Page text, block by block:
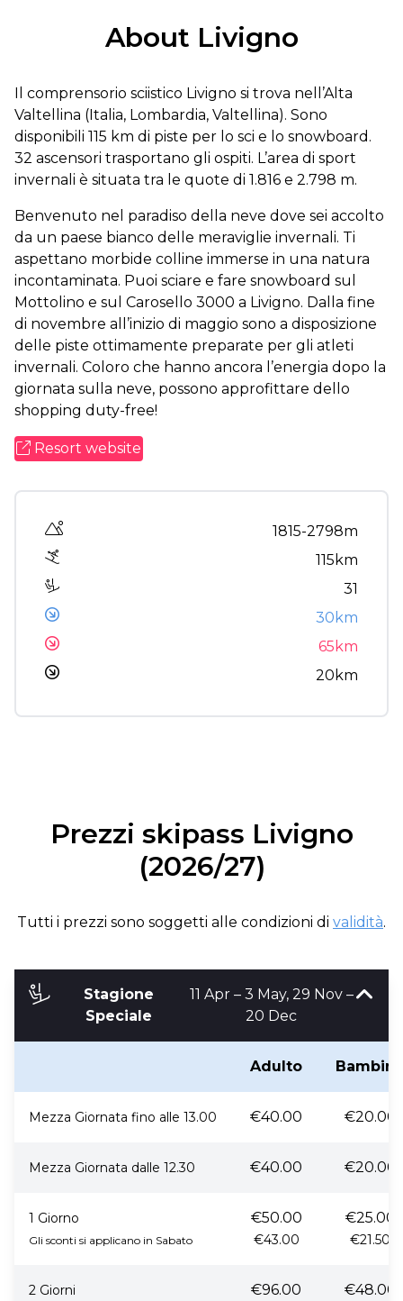
About Livigno
Il comprensorio sciistico Livigno si trova nell’Alta
Valtellina (Italia, Lombardia, Valtellina). Sono
disponibili 115 km di piste per lo sci e lo snowboard.
32 ascensori trasportano gli ospiti. L’area di sport
invernali è situata tra le quote di 1.816 e 2.798 m.
Benvenuto nel paradiso della neve dove sei accolto
da un paese bianco delle meraviglie invernali. Ti
aspettano morbide colline immerse in una natura
incontaminata. Puoi sciare e fare snowboard sul
Mottolino e sul Carosello 3000 a Livigno. Dalla fine
di novembre all’inizio di maggio sono a disposizione
delle piste ottimamente preparate per gli atleti
invernali. Coloro che hanno ancora l’energia dopo la
giornata sulla neve, possono approfittare dello
shopping duty-free!
Resort website
Altitude range
1815-2798m
115km
31
30km
65km
20km
Prezzi skipass Livigno
(2026/27)
Tutti i prezzi sono soggetti alle condizioni di validità.
Stagione
Speciale
11 Apr – 3 May, 29 Nov –
20 Dec
Adulto
Mezza Giornata fino alle 13.00 €40.00 €20.00
Mezza Giornata dalle 12.30 €40.00 €20.00
1 Giorno
Gli sconti si applicano in Sabato
€50.00
€43.00
€25.00
€21.50
2 Giorni €96.00 €48.00